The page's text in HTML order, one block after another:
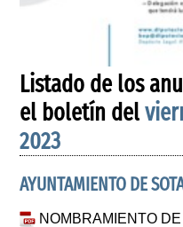
Listado de los
el boletín del
2023
AYUNTAMIENTO DE
NOMBRAMIENTO